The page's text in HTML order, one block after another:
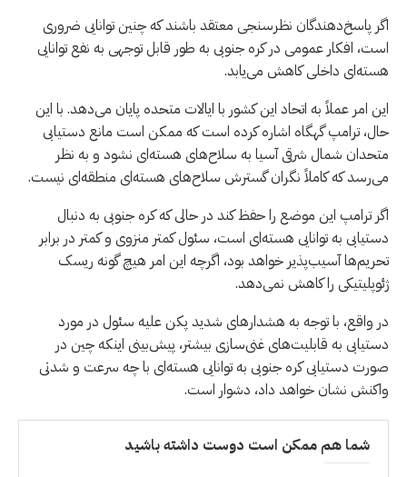
اگر پاسخ‌دهندگان نظرسنجی معتقد باشند که چنین توانایی ضروری
است، افکار عمومی در کره جنوبی به طور قابل توجهی به نفع توانایی
هسته‌ای داخلی کاهش می‌یابد.
این امر عملاً به اتحاد این کشور با ایالات متحده پایان می‌دهد. با این
حال، ترامپ گهگاه اشاره کرده است که ممکن است مانع دستیابی
متحدان شمال شرقی آسیا به سلاح‌های هسته‌ای نشود و به نظر
می‌رسد که کاملاً نگران گسترش سلاح‌های هسته‌ای منطقه‌ای نیست.
اگر ترامپ این موضع را حفظ کند در حالی که کره جنوبی به دنبال
دستیابی به توانایی هسته‌ای است، سئول کمتر منزوی و کمتر در برابر
تحریم‌ها آسیب‌پذیر خواهد بود، اگرچه این امر هیچ گونه ریسک
ژئوپلیتیکی را کاهش نمی‌دهد.
در واقع، با توجه به هشدارهای شدید پکن علیه سئول در مورد
دستیابی به قابلیت‌های غنی‌سازی بیشتر، پیش‌بینی اینکه چین در
صورت دستیابی کره جنوبی به توانایی هسته‌ای با چه سرعت و شدتی
واکنش نشان خواهد داد، دشوار است.
شما هم ممکن است دوست داشته باشید